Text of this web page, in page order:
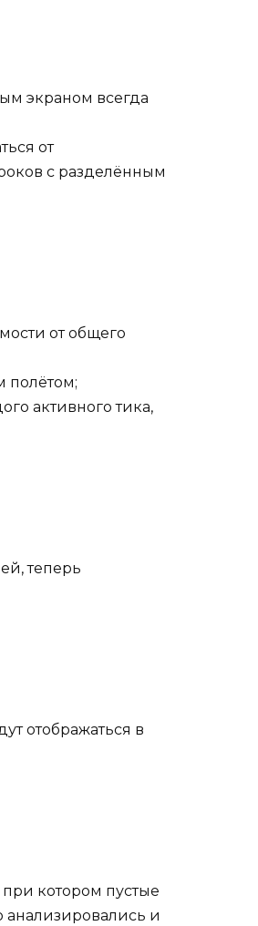
экраном всегда
от
с разделённым
от общего
полётом;
активного тика,
теперь
отображаться в
котором пустые
и